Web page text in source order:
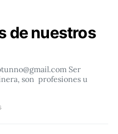
de nuestros
Ser
son profesiones u